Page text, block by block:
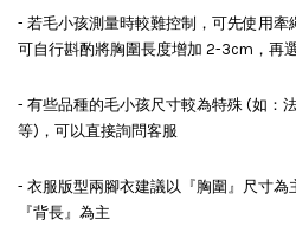
- 若毛小孩測量時較難控制，可先使用
可自行斟酌將胸圍長度增加 2-3cm，再
- 有些品種的毛小孩尺寸較為特殊 (如
等)，可以直接詢問客服
- 衣服版型兩腳衣建議以『胸圍』尺寸為
『背長』為主